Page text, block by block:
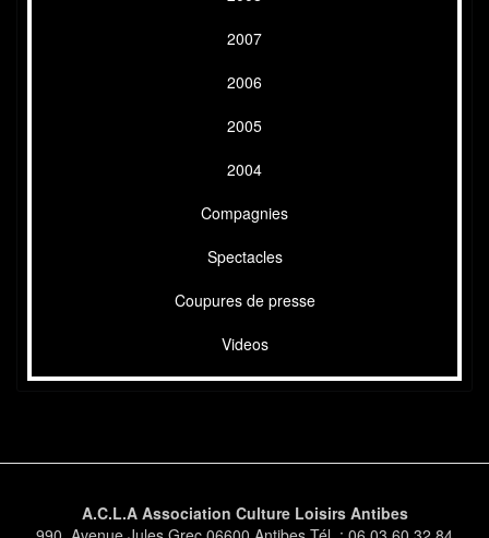
2007
2006
2005
2004
Compagnies
Spectacles
Coupures de presse
Videos
A.C.L.A Association Culture Loisirs Antibes